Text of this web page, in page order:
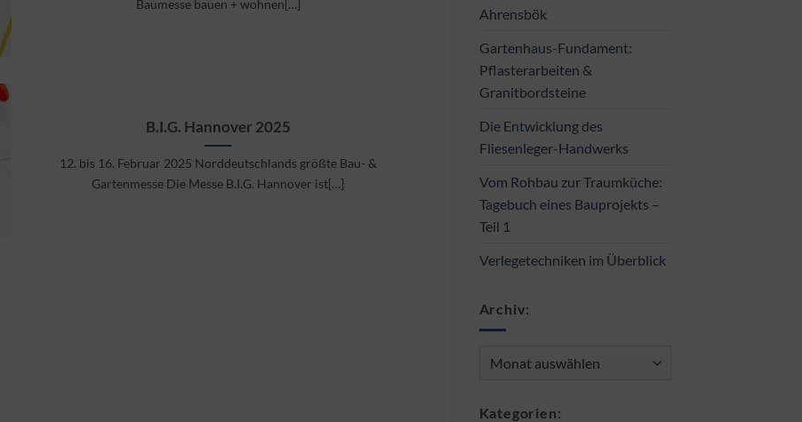
Baumesse bauen + wohnen[…]
B.I.G. Hannover 2025
12. bis 16. Februar 2025 Norddeutschlands größte Bau- &
Gartenmesse Die Messe B.I.G. Hannover ist[…]
Ahrensbök
Gartenhaus-Fundament:
Pflasterarbeiten &
Granitbordsteine
Die Entwicklung des
Fliesenleger-Handwerks
Vom Rohbau zur Traumküche:
Tagebuch eines Bauprojekts –
Teil 1
Verlegetechniken im Überblick
Archiv:
Kategorien: